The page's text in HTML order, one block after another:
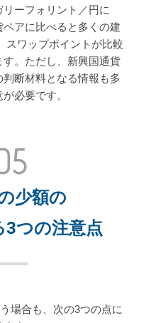
ーフォリント／円に
アに比べると多くの建
スワップポイントが比較
。ただし、新興国通貨
断材料となる情報も多
必要です。
少額の
3つの注意点
場合も、次の3つの点に